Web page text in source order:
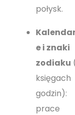
połysk.
e i znaki
zodiaku
księgach
godzin):
prace